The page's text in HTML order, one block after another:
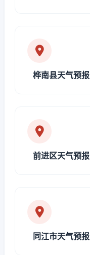
桦南县天气预报
前进区天气预报
同江市天气预报